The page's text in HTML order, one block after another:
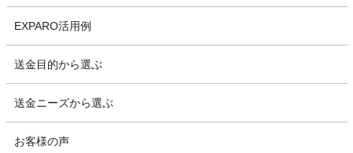
EXPARO活用例
送金目的から選ぶ
送金ニーズから選ぶ
お客様の声